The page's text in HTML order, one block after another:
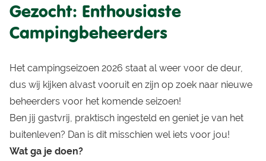
Gezocht: Enthousiaste
Campingbeheerders
Het campingseizoen 2026 staat al weer voor de deur,
dus wij kijken alvast vooruit en zijn op zoek naar nieuwe
beheerders voor het komende seizoen!
Ben jij gastvrij, praktisch ingesteld en geniet je van het
buitenleven? Dan is dit misschien wel iets voor jou!
Wat ga je doen?